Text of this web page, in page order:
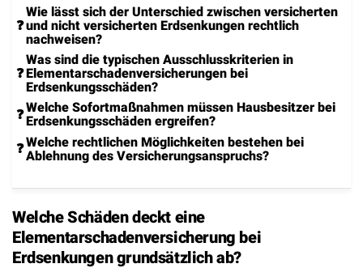
Wie lässt sich der Unterschied zwischen versicherten
und nicht versicherten Erdsenkungen rechtlich
nachweisen?
Was sind die typischen Ausschlusskriterien in
Elementarschadenversicherungen bei
Erdsenkungsschäden?
Welche Sofortmaßnahmen müssen Hausbesitzer bei
Erdsenkungsschäden ergreifen?
Welche rechtlichen Möglichkeiten bestehen bei
Ablehnung des Versicherungsanspruchs?
Welche Schäden deckt eine
Elementarschadenversicherung bei
Erdsenkungen grundsätzlich ab?